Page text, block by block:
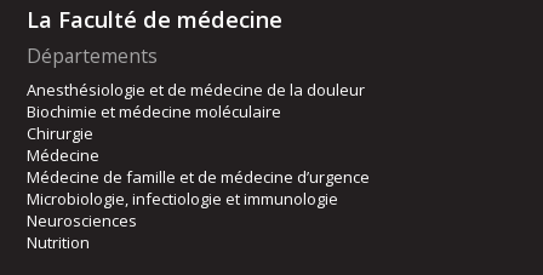
La Faculté de médecine
Départements
Anesthésiologie et de médecine de la douleur
Biochimie et médecine moléculaire
Chirurgie
Médecine
Médecine de famille et de médecine d’urgence
Microbiologie, infectiologie et immunologie
Neurosciences
Nutrition